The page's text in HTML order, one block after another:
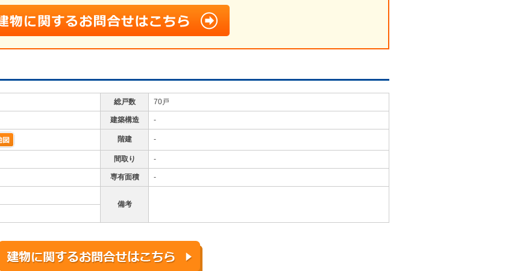
総戸数 70戸
建築構造 -
階建 -
間取り -
専有面積 -
備考